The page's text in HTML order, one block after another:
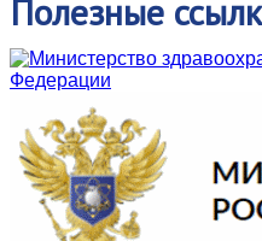
Полезные